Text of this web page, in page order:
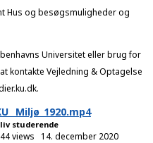
Hus og besøgsmuligheder og
Universitet eller brug for
kontakte Vejledning & Optagelse
Miljø_1920.mp4
studerende
views 14. december 2020